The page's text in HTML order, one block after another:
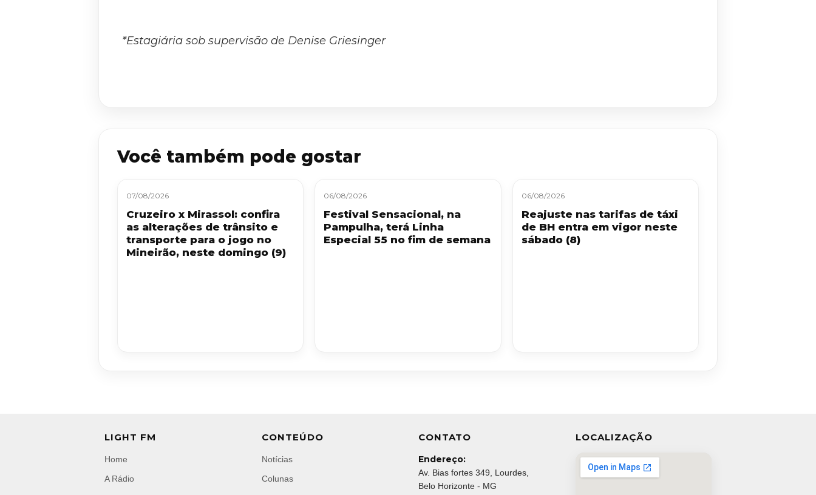
*Estagiária sob supervisão de Denise Griesinger
Você também pode gostar
07/08/2026
Cruzeiro x Mirassol: confira
as alterações de trânsito e
transporte para o jogo no
Mineirão, neste domingo (9)
06/08/2026
Festival Sensacional, na
Pampulha, terá Linha
Especial 55 no fim de semana
06/08/2026
Reajuste nas tarifas de táxi
de BH entra em vigor neste
sábado (8)
LIGHT FM
Home
A Rádio
CONTEÚDO
Notícias
Colunas
CONTATO
Endereço:
Av. Bias fortes 349, Lourdes,
Belo Horizonte - MG
LOCALIZAÇÃO